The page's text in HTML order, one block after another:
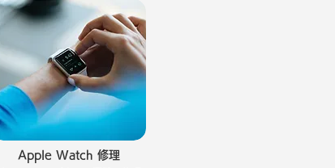
Apple Watch 修理